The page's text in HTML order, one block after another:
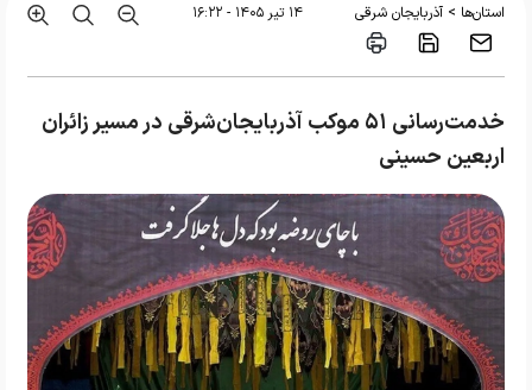
استان‌ها > آذربایجان شرقی ۱۴ تير ۱۴۰۵ - ۱۶:۲۲
خدمت‌رسانی ۵۱ موکب آذربایجان‌شرقی در مسیر زائران
اربعین حسینی